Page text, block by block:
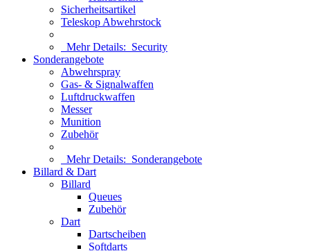
Sicherheitsartikel
Teleskop Abwehrstock
Mehr Details: Security
Sonderangebote
Abwehrspray
Gas- & Signalwaffen
Luftdruckwaffen
Messer
Munition
Zubehör
Mehr Details: Sonderangebote
Billard & Dart
Billard
Queues
Zubehör
Dart
Dartscheiben
Softdarts